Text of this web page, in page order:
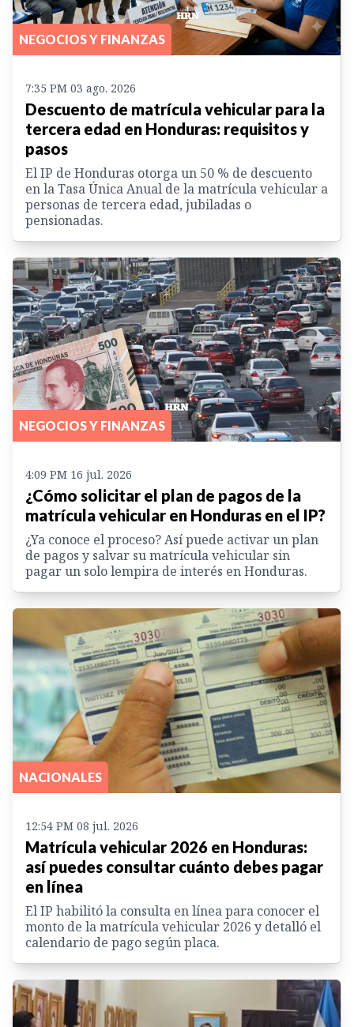
NEGOCIOS Y FINANZAS
7:35 PM 03 ago. 2026
Descuento de matrícula vehicular para la
tercera edad en Honduras: requisitos y
pasos
El IP de Honduras otorga un 50 % de descuento
en la Tasa Única Anual de la matrícula vehicular a
personas de tercera edad, jubiladas o
pensionadas.
NEGOCIOS Y FINANZAS
4:09 PM 16 jul. 2026
¿Cómo solicitar el plan de pagos de la
matrícula vehicular en Honduras en el IP?
¿Ya conoce el proceso? Así puede activar un plan
de pagos y salvar su matrícula vehicular sin
pagar un solo lempira de interés en Honduras.
NACIONALES
12:54 PM 08 jul. 2026
Matrícula vehicular 2026 en Honduras:
así puedes consultar cuánto debes pagar
en línea
El IP habilitó la consulta en línea para conocer el
monto de la matrícula vehicular 2026 y detalló el
calendario de pago según placa.